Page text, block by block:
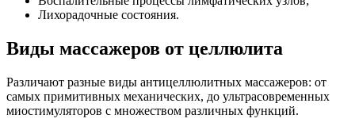
Лихорадочные состояния.
Виды массажеров от целлюлита
Различают разные виды антицеллюлитных массажеров: от
самых примитивных механических, до ультрасовременных
миостимуляторов с множеством различных функций.